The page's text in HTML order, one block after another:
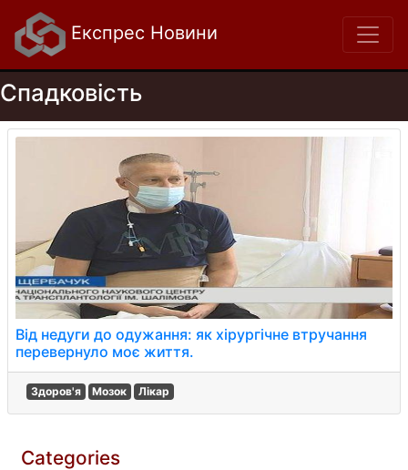
Експрес Новини
Спадковість
Від недуги до одужання: як хірургічне втручання
перевернуло моє життя.
Здоров'я Мозок Лікар
Categories